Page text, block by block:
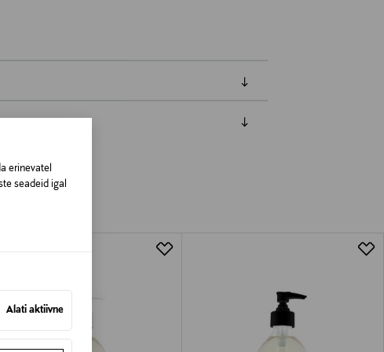
erinevatel
seadeid igal
Alati aktiivne
Suletud pakendis toodete puhul
olema avamata originaalpakendis.